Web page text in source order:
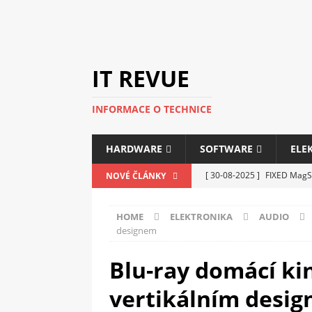
IT REVUE
INFORMACE O TECHNICE
HARDWARE SOFTWARE
NOVÉ ČLÁNKY [ 30-08-2025 ] FIXED
[ 14-05-2025 ] Genius na
[ 12-05-2025 ] Nová řada
C5100 a 6100
PERIFERIE
HOME ELEKTRONIKA AUDIO
designem
Blu-ray domácí
vertikálním